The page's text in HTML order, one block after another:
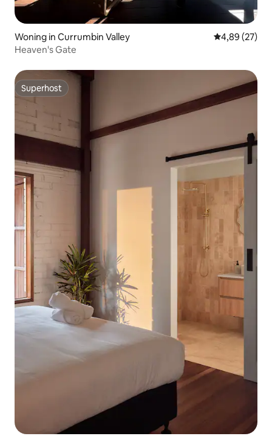
Woning in Currumbin Valley Gemiddelde
4,89 (27)
Heaven's Gate
Superhost
Superhost